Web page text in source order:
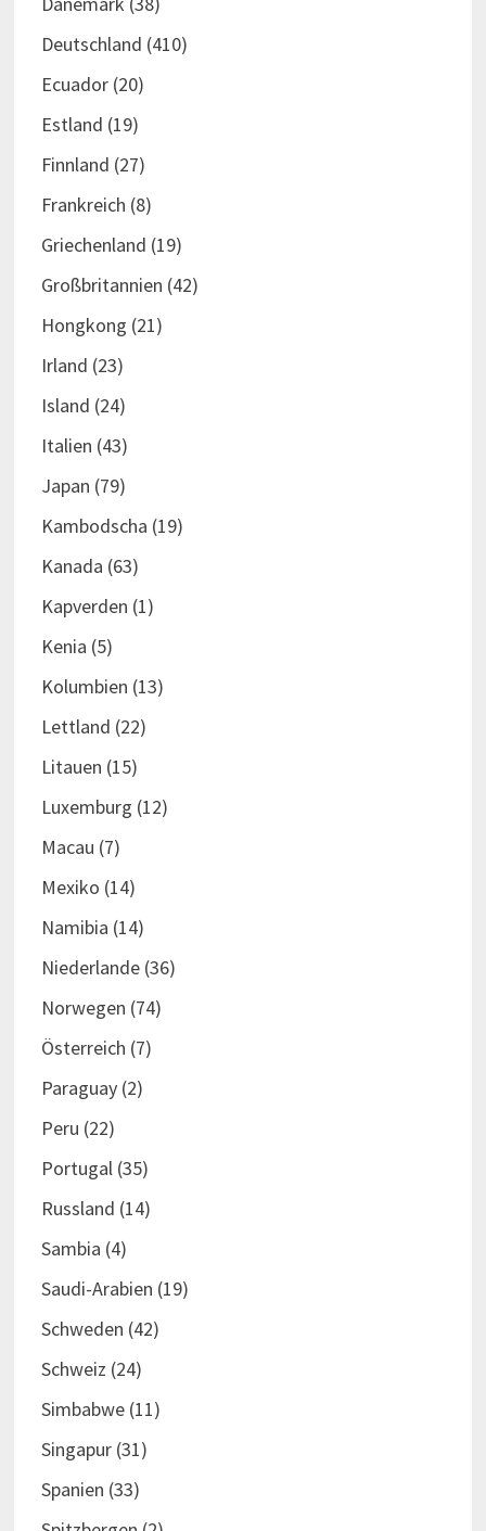
Deutschland (410)
Ecuador(20)
Estland (19)
Finnland (27)
Frankreich (8)
Griechenland (19)
Großbritannien (42)
Hongkong (21)
Irland (23)
Island (24)
Italien (43)
Japan (79)
Kambodscha (19)
Kanada (63)
Kapverden (1)
Kenia (5)
Kolumbien (13)
Lettland (22)
Litauen (15)
Luxemburg (12)
Macau (7)
Mexiko (14)
Namibia (14)
Niederlande(36)
Norwegen (74)
Österreich (7)
Paraguay(2)
Peru (22)
Portugal(35)
Russland (14)
Sambia (4)
Saudi-Arabien (19)
Schweden (42)
Schweiz (24)
Simbabwe(11)
Singapur(31)
Spanien (33)